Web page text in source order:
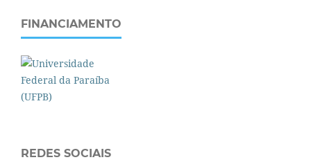
FINANCIAMENTO
REDES SOCIAIS